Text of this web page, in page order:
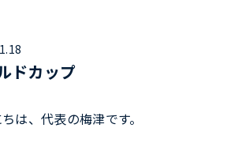
ドカップ
は、代表の梅津です。